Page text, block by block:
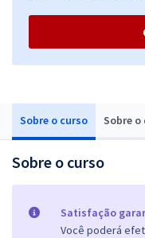
Sobre o curso Sobre
Sobre o curso
Satisfação
Você poderá